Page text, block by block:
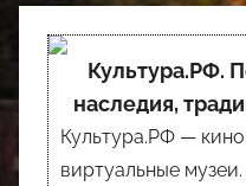
Культура.РФ.
наследия,
Культура.РФ —
виртуальные